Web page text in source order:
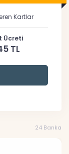
Kartlar
Ücreti
TL
24 Banka